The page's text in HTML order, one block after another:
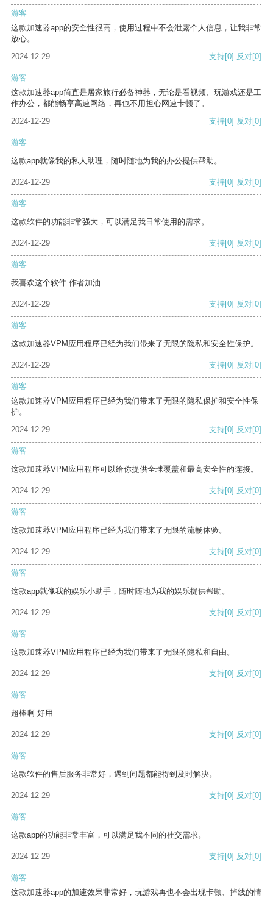
游客
这款加速器app的安全性很高，使用过程中不会泄露个人信息，让我非常
放心。
2024-12-29
支持[0] 反对[0]
游客
这款加速器app简直是居家旅行必备神器，无论是看视频、玩游戏还是工
作办公，都能畅享高速网络，再也不用担心网速卡顿了。
2024-12-29
支持[0] 反对[0]
游客
这款app就像我的私人助理，随时随地为我的办公提供帮助。
2024-12-29 支持[0] 反对[0]
游客
这款软件的功能非常强大，可以满足我日常使用的需求。
2024-12-29 支持[0] 反对[0]
游客
我喜欢这个软件 作者加油
2024-12-29 支持[0] 反对[0]
游客
这款加速器VPM应用程序已经为我们带来了无限的隐私和安全性保护。
2024-12-29 支持[0] 反对[0]
游客
这款加速器VPM应用程序已经为我们带来了无限的隐私保护和安全性保
护。
2024-12-29
支持[0] 反对[0]
游客
这款加速器VPM应用程序可以给你提供全球覆盖和最高安全性的连接。
2024-12-29 支持[0] 反对[0]
游客
这款加速器VPM应用程序已经为我们带来了无限的流畅体验。
2024-12-29 支持[0] 反对[0]
游客
这款app就像我的娱乐小助手，随时随地为我的娱乐提供帮助。
2024-12-29 支持[0] 反对[0]
游客
这款加速器VPM应用程序已经为我们带来了无限的隐私和自由。
2024-12-29 支持[0] 反对[0]
游客
超棒啊 好用
2024-12-29 支持[0] 反对[0]
游客
这款软件的售后服务非常好，遇到问题都能得到及时解决。
2024-12-29 支持[0] 反对[0]
游客
这款app的功能非常丰富，可以满足我不同的社交需求。
2024-12-29 支持[0] 反对[0]
游客
这款加速器app的加速效果非常好，玩游戏再也不会出现卡顿、掉线的情